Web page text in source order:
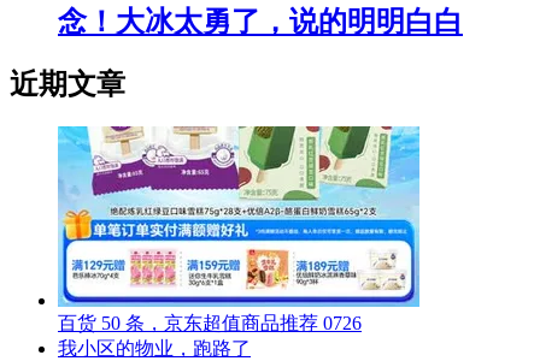
念！大冰太勇了，说的明明白白
近期文章
百货 50 条，京东超值商品推荐 0726
我小区的物业，跑路了